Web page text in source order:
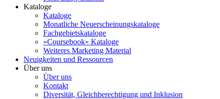
Kataloge
Kataloge
Monatliche Neuerscheinungskataloge
Fachgebietskataloge
«Coursebook» Kataloge
Weiteres Marketing Material
Neuigkeiten und Ressourcen
Über uns
Über uns
Kontakt
Diversität, Gleichberechtigung und Inklusion